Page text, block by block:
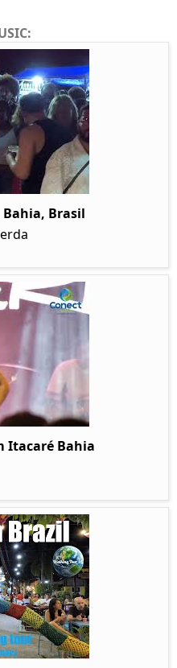
Brasil
Itacaré Bahia